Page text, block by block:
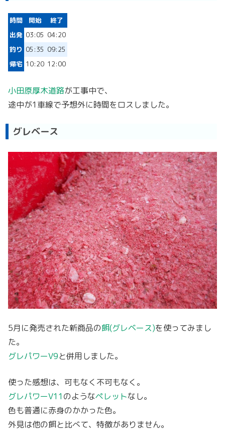
時間 開始
終了
出発 03:05 04:20
釣り 05:35 09:25
帰宅 10:20 12:00
小田原厚木道路が工事中で、
途中が1車線で予想外に時間をロスしました。
グレベース
5月に発売された新商品の餌(グレベース)を使ってみまし
た。
グレパワーV9と併用しました。
使った感想は、可もなく不可もなく。
グレパワーV11 のようなペレットなし。
色も普通に赤身のかかった色。
外見は他の餌と比べて、特徴がありません。